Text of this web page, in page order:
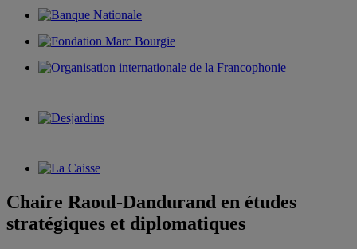
Chaire Raoul-Dandurand en études
stratégiques et diplomatiques